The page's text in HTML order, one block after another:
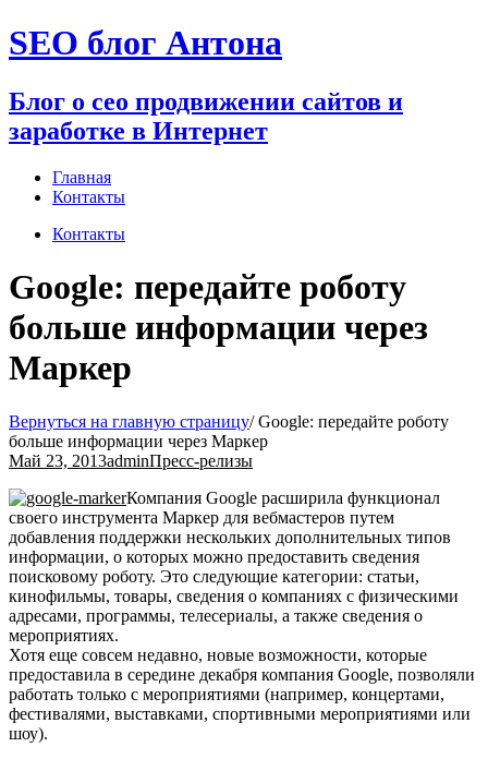
Перейти
к
SEO блог Антона
Блог о сео продвижении сайтов и
заработке в Интернет
Главная
Контакты
Контакты
Google: передайте роботу
больше информации через
Маркер
Вернуться на главную страницу/Google: передайте роботу
больше информации через Маркер
Май 23, 2013adminПресс-релизы
Компания Google расширила функционал
своего инструмента Маркер для вебмастеров путем
добавления поддержки нескольких дополнительных типов
информации, о которых можно предоставить сведения
поисковому роботу. Это следующие категории: статьи,
кинофильмы, товары, сведения о компаниях с физическими
адресами, программы, телесериалы, а также сведения о
мероприятиях.
Хотя еще совсем недавно, новые возможности, которые
предоставила в середине декабря компания Google, позволяли
работать только с мероприятиями (например, концертами,
фестивалями, выставками, спортивными мероприятиями или
шоу).